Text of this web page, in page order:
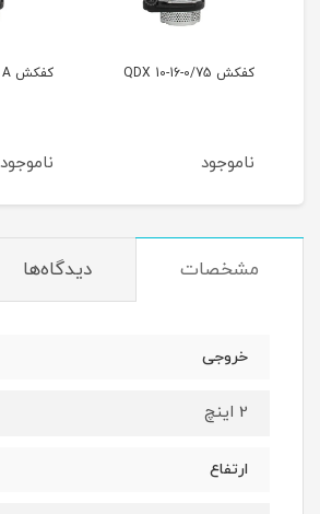
کفکش QDX 10-16-0/75
ناموجود
کفکش QDX 10-16-075 A
ناموجود
مشخصات دیدگاه‌ها
خروجی
2 اینچ
ارتفاع